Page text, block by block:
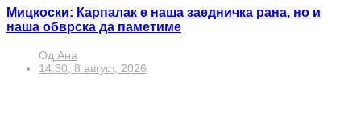
Мицкоски: Карпалак е наша заедничка рана, но и
наша обврска да паметиме
Од Ана
14:30, 8 август, 2026